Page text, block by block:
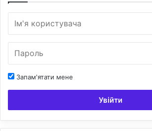
Запам'ятати мене
Увійти